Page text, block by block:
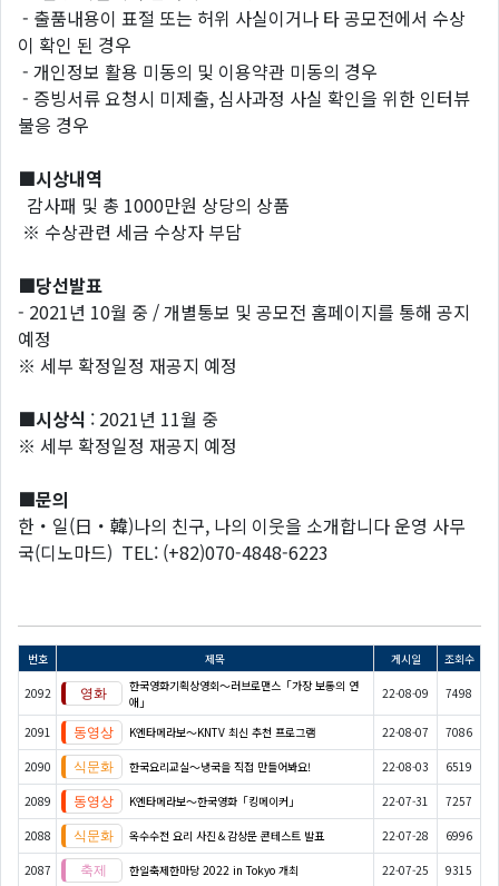
- 출품내용이 표절 또는 허위 사실이거나 타 공모전에서 수상
이 확인 된 경우
- 개인정보 활용 미동의 및 이용약관 미동의 경우
- 증빙서류 요청시 미제출, 심사과정 사실 확인을 위한 인터뷰
불응 경우
■시상내역
감사패 및 총 1000만원 상당의 상품
※ 수상관련 세금 수상자 부담
■당선발표
- 2021년 10월 중 / 개별통보 및 공모전 홈페이지를 통해 공지
예정
※ 세부 확정일정 재공지 예정
■시상식 : 2021년 11월 중
※ 세부 확정일정 재공지 예정
■문의
한・일(日・韓)나의 친구, 나의 이웃을 소개합니다 운영 사무
국(디노마드) TEL: (+82)070-4848-6223
번호 제목 게시일 조회수
2092
한국영화기획상영회～러브로맨스「가장 보통의 연
애」
22-08-09 7498
2091 K엔타메라보～KNTV 최신 추천 프로그램 22-08-07 7086
2090 한국요리교실〜냉국을 직접 만들어봐요! 22-08-03 6519
2089 K엔타메라보～한국영화「킹메이커」 22-07-31 7257
2088 옥수수전 요리 사진＆감상문 콘테스트 발표 22-07-28 6996
2087 한일축제한마당 2022 in Tokyo 개최 22-07-25 9315